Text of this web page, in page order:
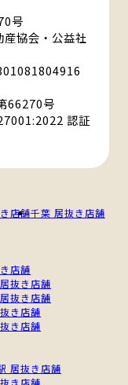
号
産協会・公益社
66270号
認証
店舗千葉 居抜き店舗
店舗
抜き店舗
抜き店舗
き店舗
き店舗
居抜き店舗
き店舗